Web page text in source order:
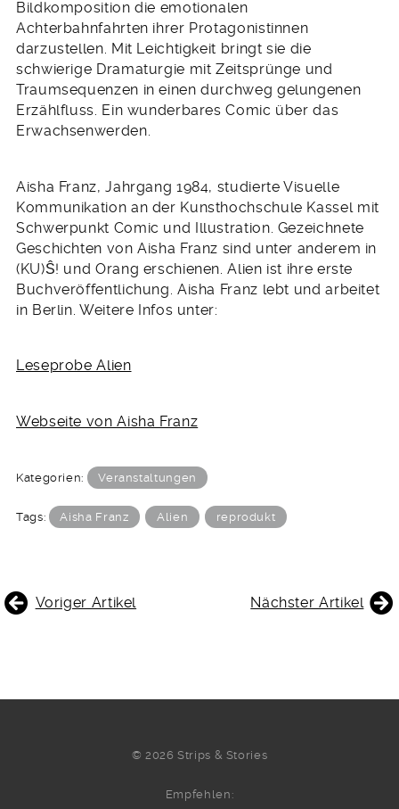
Bildkomposition die emotionalen
Achterbahnfahrten ihrer Protagonistinnen
darzustellen. Mit Leichtigkeit bringt sie die
schwierige Dramaturgie mit Zeitsprünge und
Traumsequenzen in einen durchweg gelungenen
Erzählfluss. Ein wunderbares Comic über das
Erwachsenwerden.
Aisha Franz, Jahrgang 1984, studierte Visuelle
Kommunikation an der Kunsthochschule Kassel mit
Schwerpunkt Comic und Illustration. Gezeichnete
Geschichten von Aisha Franz sind unter anderem in
(KU)Ŝ! und Orang erschienen. Alien ist ihre erste
Buchveröffentlichung. Aisha Franz lebt und arbeitet
in Berlin. Weitere Infos unter:
Leseprobe Alien
Webseite von Aisha Franz
Kategorien: Veranstaltungen
Tags: Aisha Franz Alien reprodukt
BEITRAGSNAVIGATION
Voriger Artikel Nächster Artikel
© 2026 Strips & Stories
Empfehlen: